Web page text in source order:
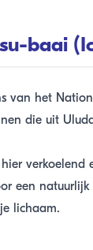
baai
van het
die uit
verkoelend
een natuurlijk
lichaam.